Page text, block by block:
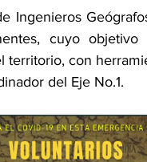
Ingenieros
cuyo
territorio, con
del Eje No.1.